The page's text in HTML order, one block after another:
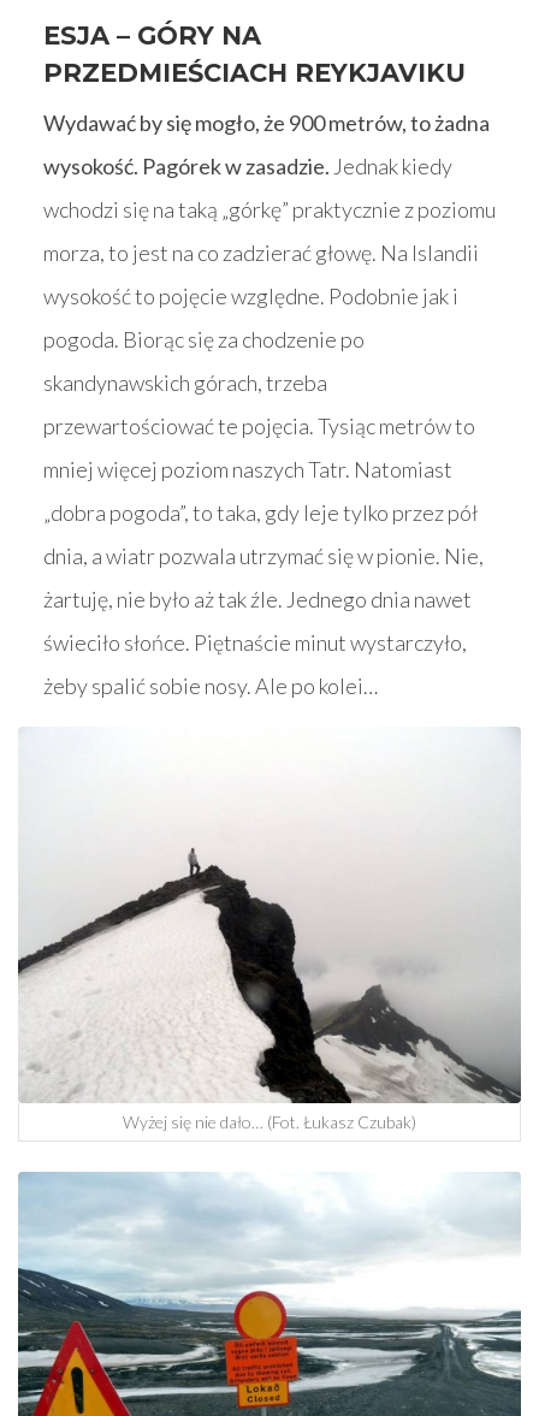
ESJA – GÓRY NA
PRZEDMIEŚCIACH REYKJAVIKU
Wydawać by się mogło, że 900 metrów, to żadna
wysokość. Pagórek w zasadzie. Jednak kiedy
wchodzi się na taką „górkę” praktycznie z poziomu
morza, to jest na co zadzierać głowę. Na Islandii
wysokość to pojęcie względne. Podobnie jak i
pogoda. Biorąc się za chodzenie po
skandynawskich górach, trzeba
przewartościować te pojęcia. Tysiąc metrów to
mniej więcej poziom naszych Tatr. Natomiast
„dobra pogoda”, to taka, gdy leje tylko przez pół
dnia, a wiatr pozwala utrzymać się w pionie. Nie,
żartuję, nie było aż tak źle. Jednego dnia nawet
świeciło słońce. Piętnaście minut wystarczyło,
żeby spalić sobie nosy. Ale po kolei…
Wyżej się nie dało… (Fot. Łukasz Czubak)